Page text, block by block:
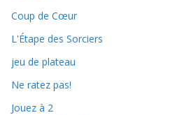
Coup de Cœur
L'Étape des Sorciers
jeu de plateau
Ne ratez pas!
Jouez à 2